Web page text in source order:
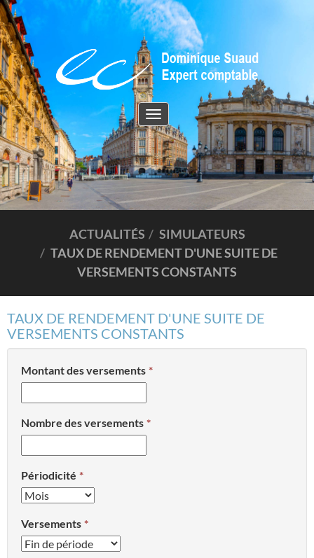
Toggle
navigation
ACTUALITÉS
SIMULATEURS
TAUX DE RENDEMENT D'UNE SUITE DE
VERSEMENTS CONSTANTS
TAUX DE RENDEMENT D'UNE SUITE DE
VERSEMENTS CONSTANTS
Montant des versements
Nombre des versements
Périodicité
Versements